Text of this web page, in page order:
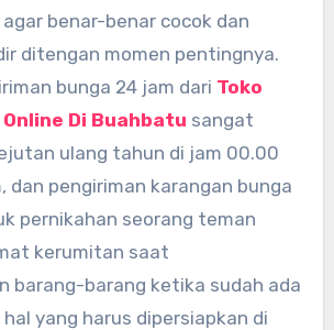
benar-benar cocok dan
ditengan momen pentingnya.
bunga 24 jam dari Toko
Di Buahbatu sangat
ulang tahun di jam 00.00
dan pengiriman karangan bunga
pernikahan seorang teman
kerumitan saat
barang-barang ketika sudah ada
yang harus dipersiapkan di